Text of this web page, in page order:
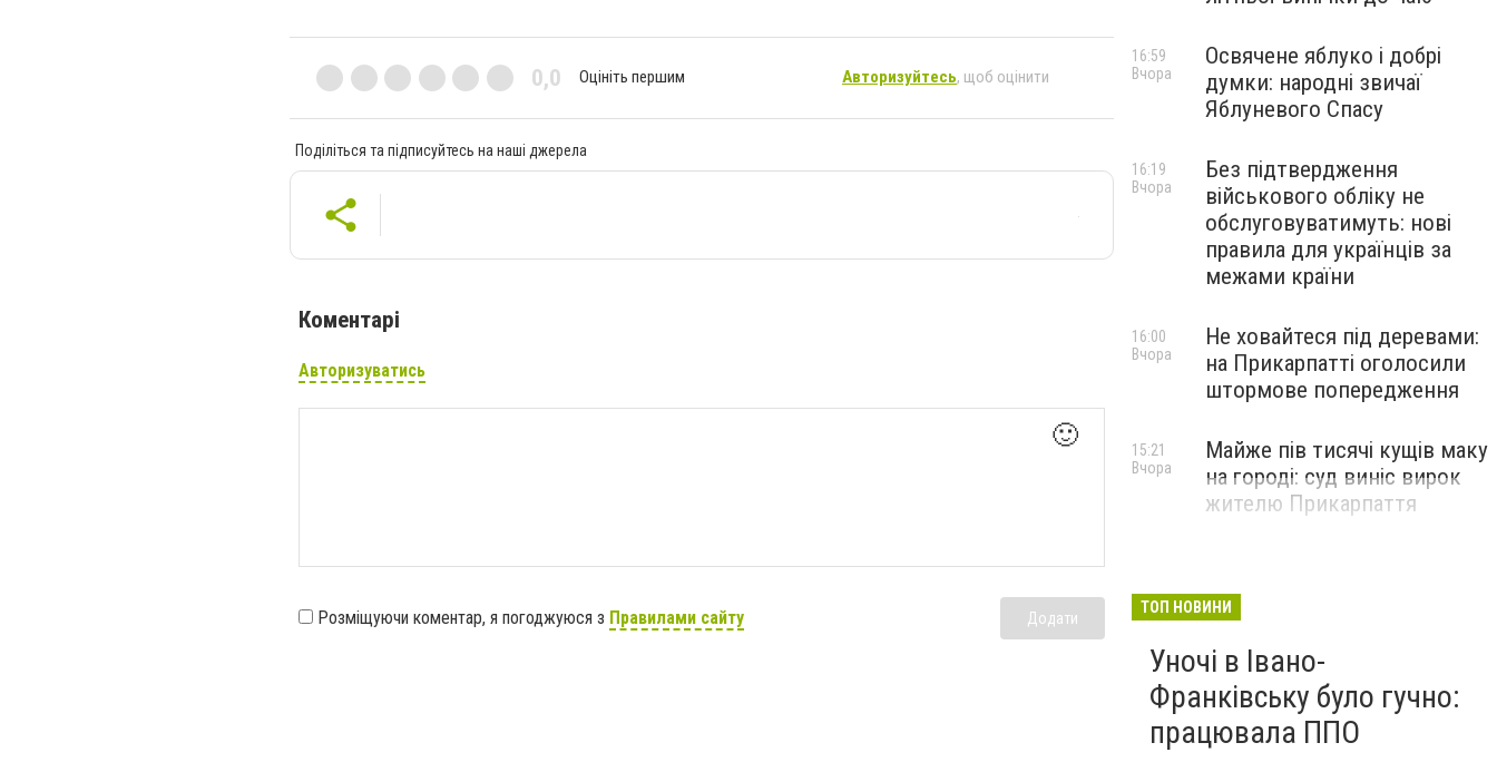
0,0 Оцініть першим Авторизуйтесь, щоб оцінити
Поділіться та підписуйтесь на наші джерела
Коментарі
Авторизуватись
🙂
Розміщуючи коментар, я погоджуюся з Правилами сайту Додати
Освячене яблуко і добрі
думки: народні звичаї
Яблуневого Спасу
16:59
Вчора
Без підтвердження
військового обліку не
обслуговуватимуть: нові
правила для українців за
межами країни
16:19
Вчора
Не ховайтеся під деревами:
на Прикарпатті оголосили
штормове попередження
16:00
Вчора
Майже пів тисячі кущів маку
на городі: суд виніс вирок
жителю Прикарпаття
15:21
Вчора
ТОП НОВИНИ
Уночі в Івано-
Франківську було гучно:
працювала ППО